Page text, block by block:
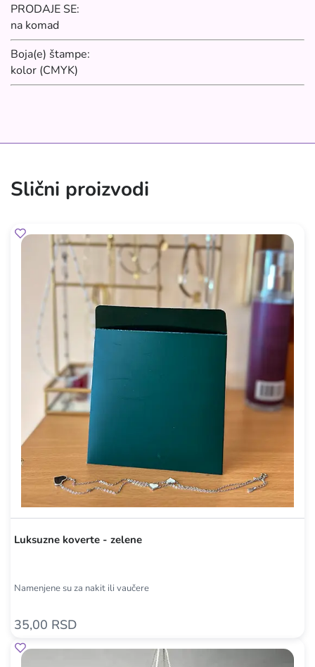
PRODAJE SE:
na komad
Boja(e) štampe:
kolor (CMYK)
Slični proizvodi
Luksuzne koverte - zelene
Namenjene su za nakit ili vaučere
35,00 RSD